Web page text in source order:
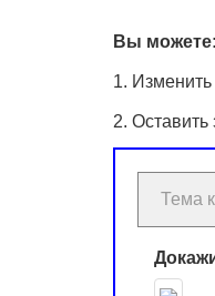
Вы можете:
1.
2. Оставить